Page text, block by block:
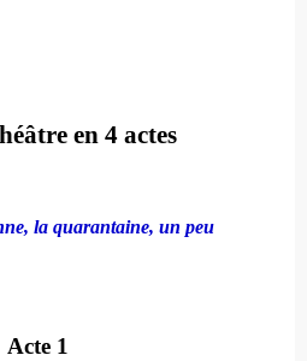
en 4 actes
la quarantaine, un peu
Acte 1